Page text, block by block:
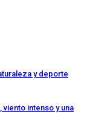
y deporte
viento intenso y una